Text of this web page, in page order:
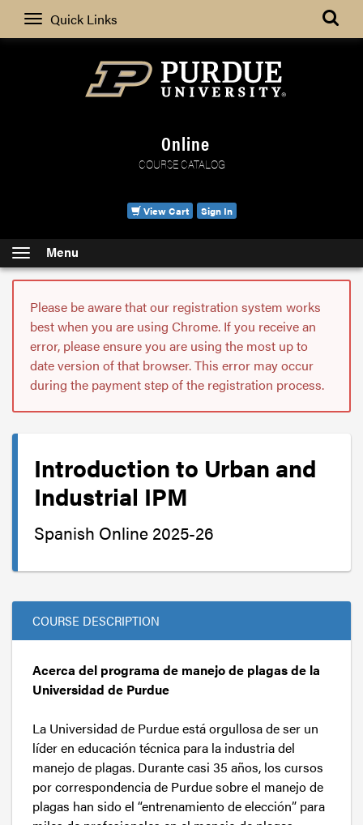
Quick Links Search
Online
COURSE CATALOG
View Cart Sign In
Menu
Please be aware that our registration system works
best when you are using Chrome. If you receive an
error, please ensure you are using the most up to
date version of that browser. This error may occur
during the payment step of the registration process.
Introduction to Urban and
Industrial IPM
Spanish Online 2025-26
COURSE DESCRIPTION
Acerca del programa de manejo de plagas de la
Universidad de Purdue
La Universidad de Purdue está orgullosa de ser un
líder en educación técnica para la industria del
manejo de plagas. Durante casi 35 años, los cursos
por correspondencia de Purdue sobre el manejo de
plagas han sido el “entrenamiento de elección” para